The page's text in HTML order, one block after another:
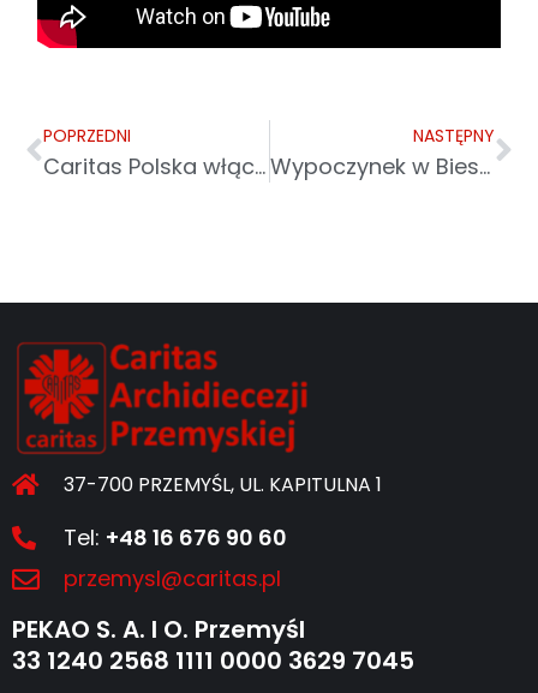
POPRZEDNI
Caritas Polska włącza Ukrainę w program Rodzina Rodzinie
NASTĘPNY
Wypoczynek w Bieszczadach dla dzieci z Ukrainy
37-700 PRZEMYŚL, UL. KAPITULNA 1
Tel: +48 16 676 90 60
przemysl@caritas.pl
PEKAO S. A. I O. Przemyśl
33 1240 2568 1111 0000 3629 7045